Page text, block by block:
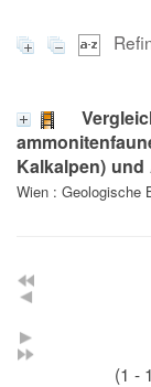
Kalkalpen) und
Wien : Geologische
(1 -